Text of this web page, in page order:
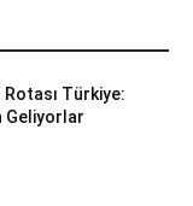
Türkiye:
Geliyorlar